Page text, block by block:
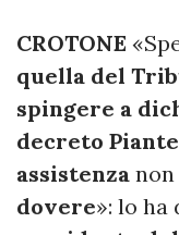
CROTONE
quella del
spingere a
decreto
assistenza non
dovere»: lo ha